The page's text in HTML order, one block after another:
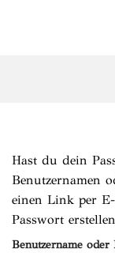
Hast du dein
Benutzernamen
einen Link per
Passwort
Benutzername oder